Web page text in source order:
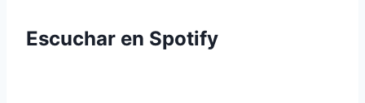
Escuchar en Spotify